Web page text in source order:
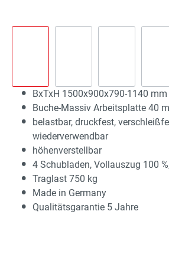
BxTxH 1500x900x790-1140 mm
Buche-Massiv Arbeitsplatte 40
belastbar, druckfest,
wiederverwendbar
höhenverstellbar
4 Schubladen, Vollauszug 100
Traglast 750 kg
Made in Germany
Qualitätsgarantie 5 Jahre